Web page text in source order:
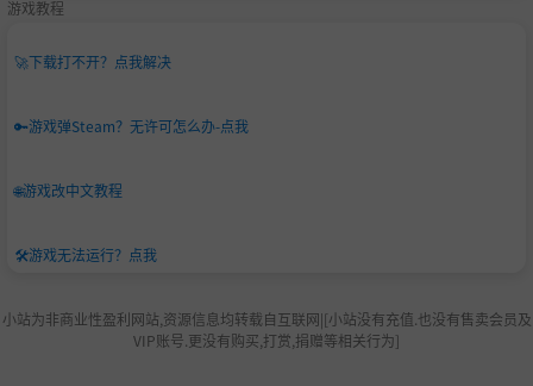
游戏教程
🚀下载打不开？点我解决
🔑游戏弹Steam？无许可怎么办-点我
🌐游戏改中文教程
🛠️游戏无法运行？点我
小站为非商业性盈利网站,资源信息均转载自互联网|[小站没有充值.也没有售卖会员及
VIP账号.更没有购买,打赏,捐赠等相关行为]